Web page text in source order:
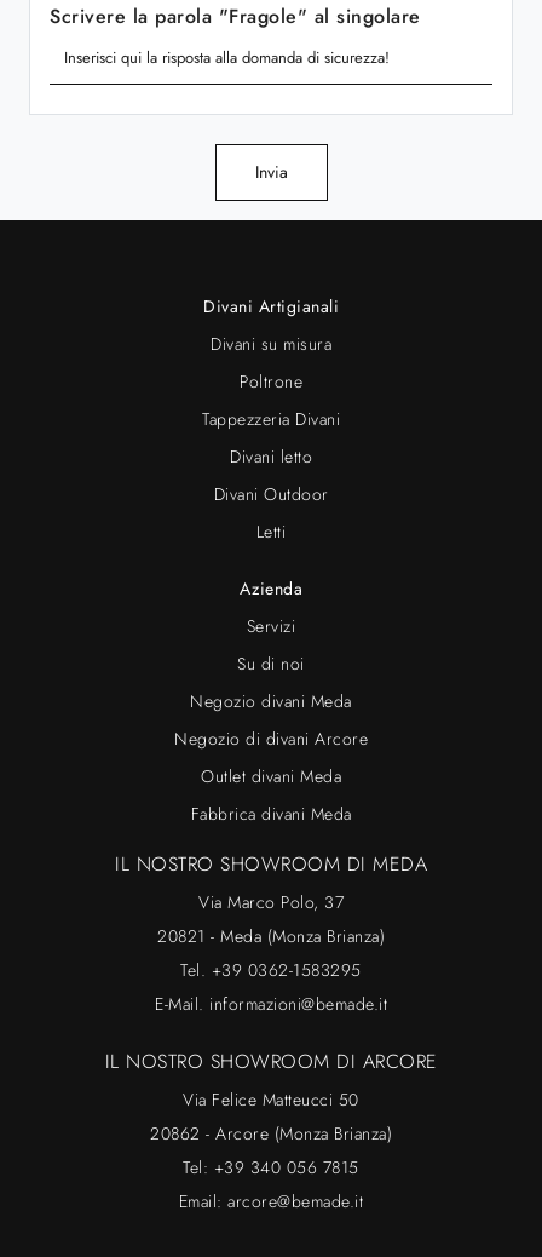
Scrivere la parola "Fragole" al singolare
Invia
Divani Artigianali
Divani su misura
Poltrone
Tappezzeria Divani
Divani letto
Divani Outdoor
Letti
Azienda
Servizi
Su di noi
Negozio divani Meda
Negozio di divani Arcore
Outlet divani Meda
Fabbrica divani Meda
IL NOSTRO SHOWROOM DI MEDA
Via Marco Polo, 37
20821 - Meda (Monza Brianza)
Tel. +39 0362-1583295
E-Mail. informazioni@bemade.it
IL NOSTRO SHOWROOM DI ARCORE
Via Felice Matteucci 50
20862 - Arcore (Monza Brianza)
Tel: +39 340 056 7815
Email:arcore@bemade.it